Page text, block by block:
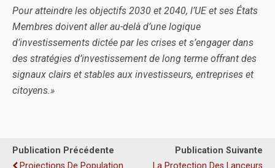
Pour atteindre les objectifs 2030 et 2040, l’UE et ses États
Membres doivent aller au-delà d’une logique
d’investissements dictée par les crises et s’engager dans
des stratégies d’investissement de long terme offrant des
signaux clairs et stables aux investisseurs, entreprises et
citoyens.»
Publication Précédente
Projections De Population
Publication Suivante
La Protection Des Lanceurs